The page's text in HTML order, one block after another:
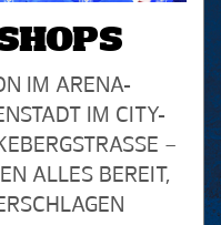
IM ARENA-
IM CITY-
– D
ALLES BEREIT, W
L